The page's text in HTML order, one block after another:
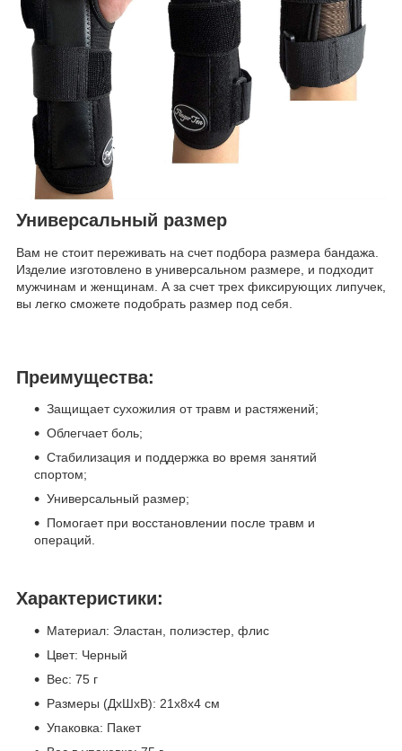
Универсальный размер
Вам не стоит переживать на счет подбора размера бандажа.
Изделие изготовлено в универсальном размере, и подходит
мужчинам и женщинам. А за счет трех фиксирующих липучек,
вы легко сможете подобрать размер под себя.
Преимущества:
Защищает сухожилия от травм и растяжений;
Облегчает боль;
Стабилизация и поддержка во время занятий
спортом;
Универсальный размер;
Помогает при восстановлении после травм и
операций.
Характеристики:
Материал: Эластан, полиэстер, флис
Цвет: Черный
Вес: 75 г
Размеры (ДхШхВ): 21х8х4 см
Упаковка: Пакет